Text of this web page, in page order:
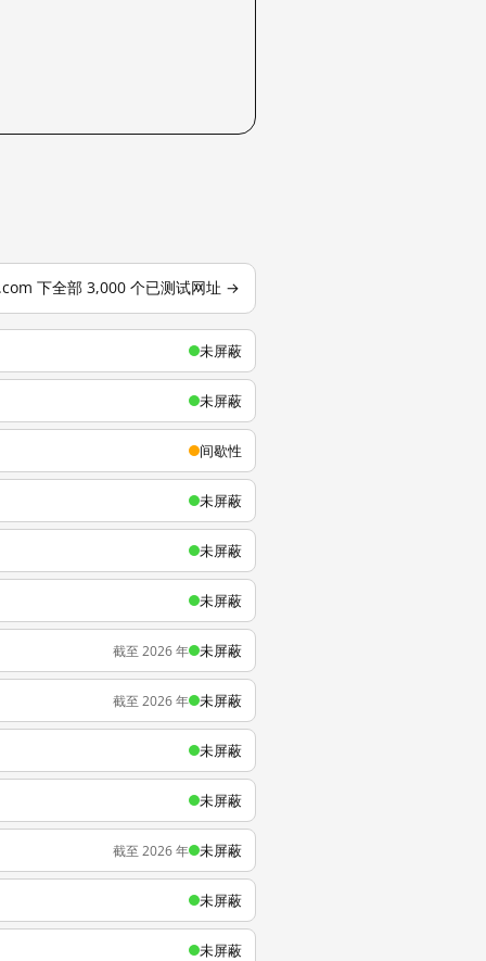
下全部 3,000 个已测试网址 →
未屏蔽
未屏蔽
间歇性
未屏蔽
未屏蔽
未屏蔽
截至 2026 年 未屏蔽
截至 2026 年 未屏蔽
未屏蔽
未屏蔽
截至 2026 年 未屏蔽
未屏蔽
未屏蔽